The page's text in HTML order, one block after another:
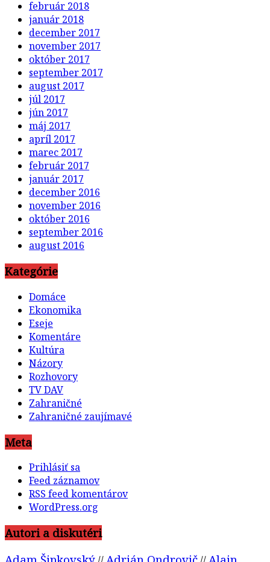
február 2018
január 2018
december 2017
november 2017
október 2017
september 2017
august 2017
júl 2017
jún 2017
máj 2017
apríl 2017
marec 2017
február 2017
január 2017
december 2016
november 2016
október 2016
september 2016
august 2016
Kategórie
Domáce
Ekonomika
Eseje
Komentáre
Kultúra
Názory
Rozhovory
TV DAV
Zahraničné
Zahraničné zaujímavé
Meta
Prihlásiť sa
Feed záznamov
RSS feed komentárov
WordPress.org
Autori a diskutéri